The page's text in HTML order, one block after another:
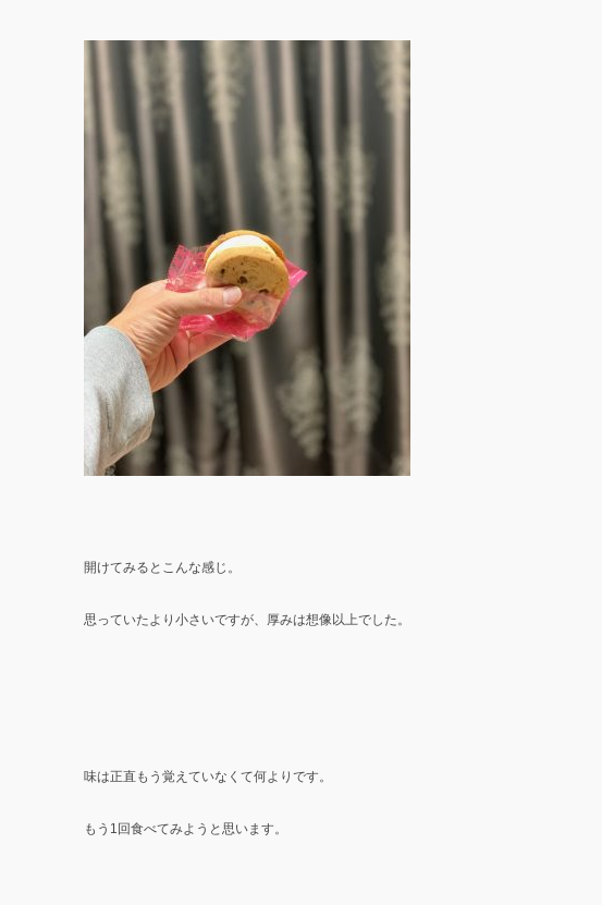
開けてみるとこんな感じ。
思っていたより小さいですが、厚みは想像以上でした。
味は正直もう覚えていなくて何よりです。
もう1回食べてみようと思います。